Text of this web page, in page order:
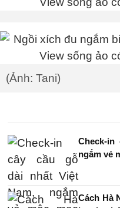
(Ảnh: Tani)
Check-
ngắm vẻ
Cách Hà